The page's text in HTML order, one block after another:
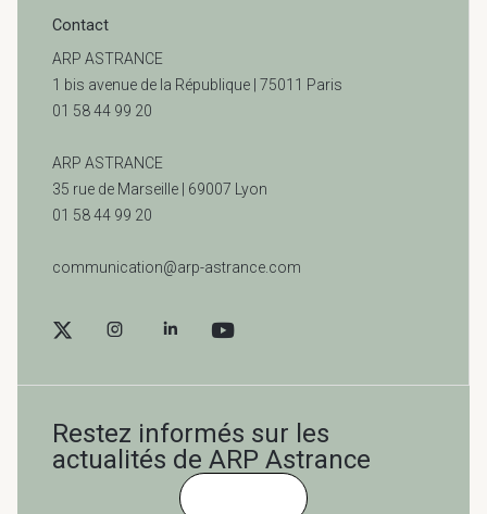
Contact
ARP ASTRANCE
1 bis avenue de la République | 75011 Paris
01 58 44 99 20
ARP ASTRANCE
35 rue de Marseille | 69007 Lyon
01 58 44 99 20
communication@arp-astrance.com
Restez informés sur les
actualités de ARP Astrance